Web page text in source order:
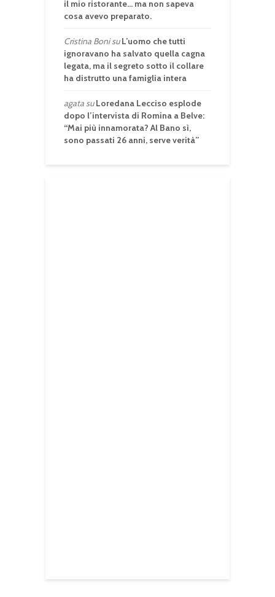
il mio ristorante… ma non sapeva
cosa avevo preparato.
Cristina BonisuL’uomo che tutti
ignoravano ha salvato quella cagna
legata, ma il segreto sotto il collare
ha distrutto una famiglia intera
agatasuLoredana Lecciso esplode
dopo l’intervista di Romina a Belve:
“Mai più innamorata? Al Bano sì,
sono passati 26 anni, serve verità”